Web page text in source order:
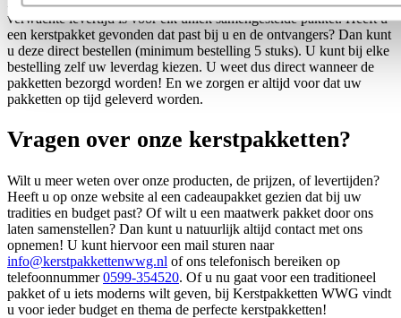
verwachte levertijd is voor elk uniek samengestelde pakket. Heeft u
een kerstpakket gevonden dat past bij u en de ontvangers? Dan kunt
u deze direct bestellen (minimum bestelling 5 stuks). U kunt bij elke
bestelling zelf uw leverdag kiezen. U weet dus direct wanneer de
pakketten bezorgd worden! En we zorgen er altijd voor dat uw
pakketten op tijd geleverd worden.
Vragen over onze kerstpakketten?
Wilt u meer weten over onze producten, de prijzen, of levertijden?
Heeft u op onze website al een cadeaupakket gezien dat bij uw
tradities en budget past? Of wilt u een maatwerk pakket door ons
laten samenstellen? Dan kunt u natuurlijk altijd contact met ons
opnemen! U kunt hiervoor een mail sturen naar
info@kerstpakkettenwwg.nl of ons telefonisch bereiken op
telefoonnummer0599-354520. Of u nu gaat voor een traditioneel
pakket of u iets moderns wilt geven, bij Kerstpakketten WWG vindt
u voor ieder budget en thema de perfecte kerstpakketten!